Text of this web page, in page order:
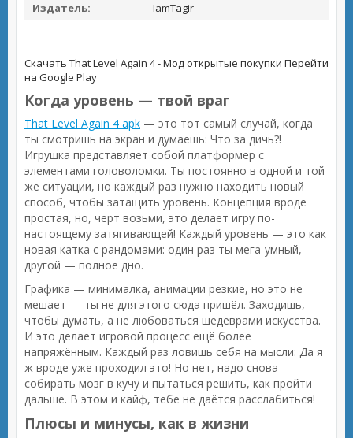
Издатель:
IamTagir
Скачать That Level Again 4 - Мод открытые покупки Перейти
на Google Play
Когда уровень — твой враг
That Level Again 4 apk — это тот самый случай, когда
ты смотришь на экран и думаешь: Что за дичь?!
Игрушка представляет собой платформер с
элементами головоломки. Ты постоянно в одной и той
же ситуации, но каждый раз нужно находить новый
способ, чтобы затащить уровень. Концепция вроде
простая, но, черт возьми, это делает игру по-
настоящему затягивающей! Каждый уровень — это как
новая катка с рандомами: один раз ты мега-умный,
другой — полное дно.
Графика — минималка, анимации резкие, но это не
мешает — ты не для этого сюда пришёл. Заходишь,
чтобы думать, а не любоваться шедеврами искусства.
И это делает игровой процесс ещё более
напряжённым. Каждый раз ловишь себя на мысли: Да я
ж вроде уже проходил это! Но нет, надо снова
собирать мозг в кучу и пытаться решить, как пройти
дальше. В этом и кайф, тебе не даётся расслабиться!
Плюсы и минусы, как в жизни